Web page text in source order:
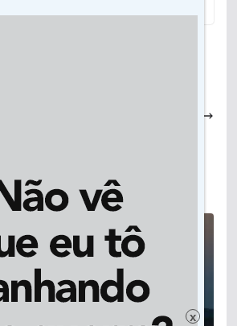
seletivo para estágio em
gostar também
x